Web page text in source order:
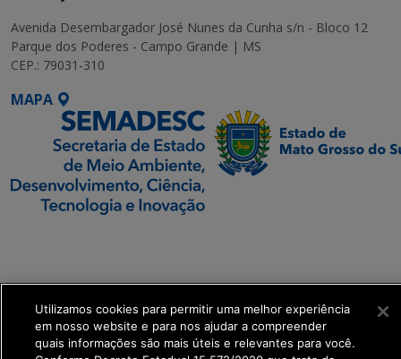
Avenida Desembargador José Nunes da Cunha s/n - Bloco 12
Parque dos Poderes - Campo Grande | MS
CEP.: 79031-310
MAPA
Transformação Digital
get_footer();
Utilizamos cookies para permitir uma melhor experiência
em nosso website e para nos ajudar a compreender
quais informações são mais úteis e relevantes para você.